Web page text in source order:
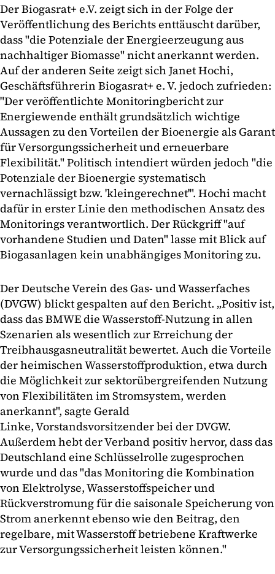
Der Biogasrat+ e.V. zeigt sich in der Folge der
Veröffentlichung des Berichts enttäuscht darüber,
dass "die Potenziale der Energieerzeugung aus
nachhaltiger Biomasse" nicht anerkannt werden.
Auf der anderen Seite zeigt sich Janet Hochi,
Geschäftsführerin Biogasrat+ e. V. jedoch zufrieden:
"Der veröffentlichte Monitoringbericht zur
Energiewende enthält grundsätzlich wichtige
Aussagen zu den Vorteilen der Bioenergie als Garant
für Versorgungssicherheit und erneuerbare
Flexibilität." Politisch intendiert würden jedoch "die
Potenziale der Bioenergie systematisch
vernachlässigt bzw. 'kleingerechnet'". Hochi macht
dafür in erster Linie den methodischen Ansatz des
Monitorings verantwortlich. Der Rückgriff "auf
vorhandene Studien und Daten" lasse mit Blick auf
Biogasanlagen kein unabhängiges Monitoring zu.
Der Deutsche Verein des Gas- und Wasserfaches
(DVGW) blickt gespalten auf den Bericht. „Positiv ist,
dass das BMWE die Wasserstoff-Nutzung in allen
Szenarien als wesentlich zur Erreichung der
Treibhausgasneutralität bewertet. Auch die Vorteile
der heimischen Wasserstoffproduktion, etwa durch
die Möglichkeit zur sektorübergreifenden Nutzung
von Flexibilitäten im Stromsystem, werden
anerkannt", sagte Gerald
Linke, Vorstandsvorsitzender bei der DVGW.
Außerdem hebt der Verband positiv hervor, dass das
Deutschland eine Schlüsselrolle zugesprochen
wurde und das "das Monitoring die Kombination
von Elektrolyse, Wasserstoffspeicher und
Rückverstromung für die saisonale Speicherung von
Strom anerkennt ebenso wie den Beitrag, den
regelbare, mit Wasserstoff betriebene Kraftwerke
zur Versorgungssicherheit leisten können."